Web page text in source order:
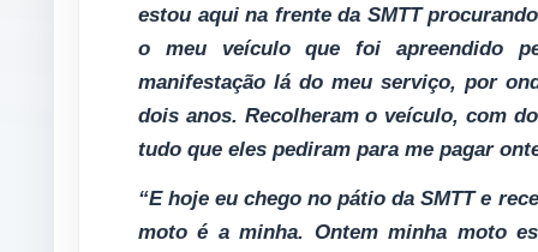
estou aqui na frente da SMTT
o meu veículo que foi apreendido
manifestação lá do meu serviço, por
dois anos. Recolheram o veículo, com
tudo que eles pediram para me pagar
“E hoje eu chego no pátio da SMTT e
moto é a minha. Ontem minha moto